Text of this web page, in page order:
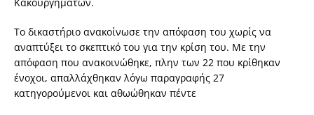
Το δικαστήριο ανακοίνωσε την απόφαση του χωρίς να
αναπτύξει το σκεπτικό του για την κρίση του. Με την
απόφαση που ανακοινώθηκε, πλην των 22 που κρίθηκαν
ένοχοι, απαλλάχθηκαν λόγω παραγραφής 27
κατηγορούμενοι και αθωώθηκαν πέντε